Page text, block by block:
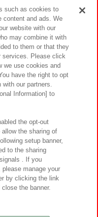
サイトポリシー
シビリティ方針と検証結果
あるご質問・お問い合わせ
Inc.
Lab Inc.
such as cookies to
content and ads. We
website with our
may combine it with
to them or that they
services. Please click
we use cookies and
have the right to opt
with our partners.
Information] to
the opt-out
the sharing of
setup banner,
to the sharing
. If you
manage your
by clicking the link
the banner.